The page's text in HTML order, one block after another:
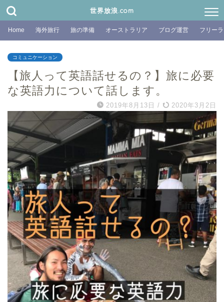
世界放浪.com
Home 海外旅行 旅の準備 オーストラリア ブログ運営 フリー
コミュニケーション
【旅人って英語話せるの？】旅に必要
な英語力について話します。
2019年8月13日 / 2020年3月2日